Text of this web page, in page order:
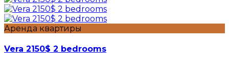
Аренда квартиры
Vera 2150$ 2 bedrooms